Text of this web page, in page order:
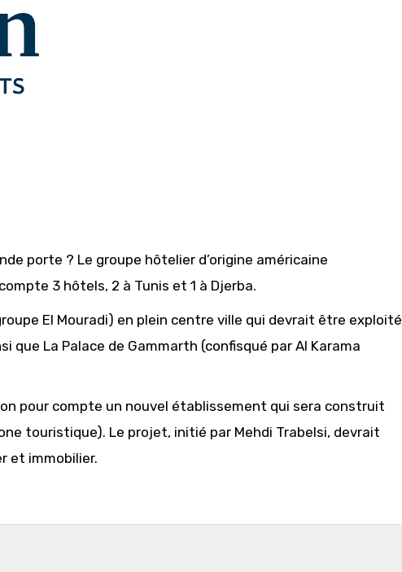
porte ? Le groupe hôtelier d’origine américaine
3 hôtels, 2 à Tunis et 1 à Djerba.
El Mouradi) en plein centre ville qui devrait être exploité
que La Palace de Gammarth (confisqué par Al Karama
pour compte un nouvel établissement qui sera construit
touristique). Le projet, initié par Mehdi Trabelsi, devrait
et immobilier.